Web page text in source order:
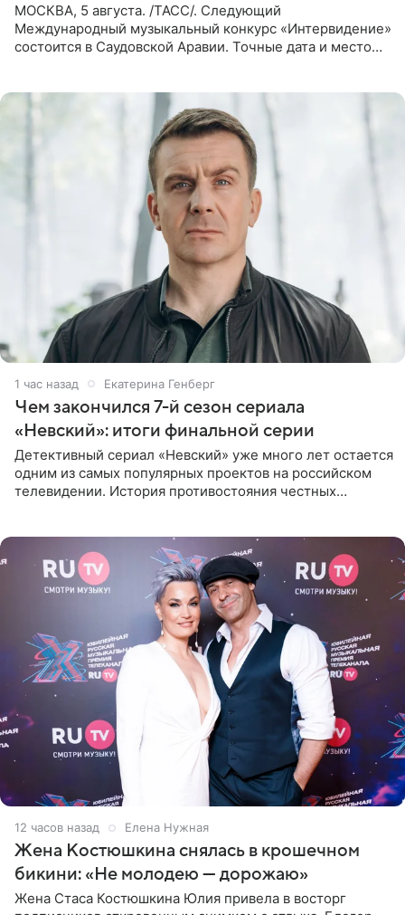
МОСКВА, 5 августа. /ТАСС/. Следующий
Международный музыкальный конкурс «Интервидение»
состоится в Саудовской Аравии. Точные дата и место
1 час назад Екатерина Генберг
Чем закончился 7-й сезон сериала
«Невский»: итоги финальной серии
Детективный сериал «Невский» уже много лет остается
одним из самых популярных проектов на российском
телевидении. История противостояния честных
12 часов назад Елена Нужная
Жена Костюшкина снялась в крошечном
бикини: «Не молодею — дорожаю»
Жена Стаса Костюшкина Юлия привела в восторг